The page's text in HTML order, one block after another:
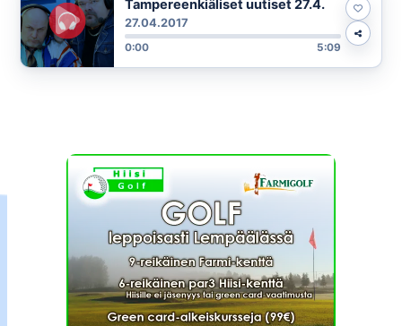
Tampereenkiäliset uutiset 27.4.
27.04.2017
0:00 5:09